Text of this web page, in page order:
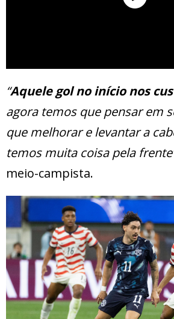
“Aquele gol no início nos
agora temos que pensar em
que melhorar e levantar a
temos muita coisa pela
meio-campista.